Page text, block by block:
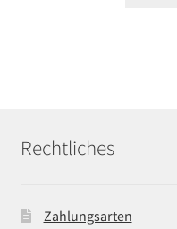
Rechtliches
Zahlungsarten